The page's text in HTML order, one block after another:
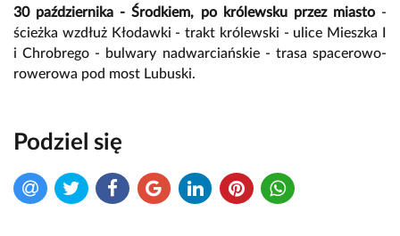
30 października - Środkiem, po królewsku przez miasto-
ścieżka wzdłuż Kłodawki - trakt królewski - ulice Mieszka I
i Chrobrego - bulwary nadwarciańskie - trasa spacerowo-
rowerowa pod most Lubuski.
Podziel się